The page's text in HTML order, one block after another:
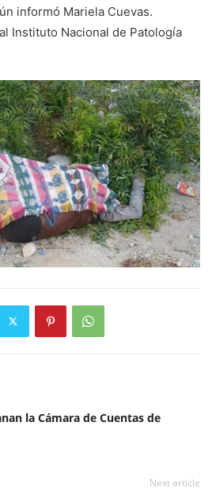
informó Mariela Cuevas.
Instituto Nacional de Patología
la Cámara de Cuentas de
Next article